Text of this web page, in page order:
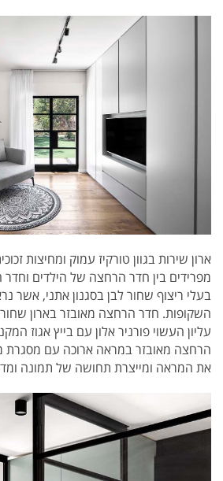
ארון שירות בגוון טורקיז עמוק ומחיצות
מפרידים בין חדר הרחצה של הילדים וחדר
בעלי ריצוף שחור לבן בסגנון אתני, אשר
השקופות. חדר הרחצה מאובזר בארון
עליון העשוי פורניר אלון עם בייץ אגוז
הרחצה מאובזר במראה ארוכה עם
את המראה ומייצרת תחושה של תמונה